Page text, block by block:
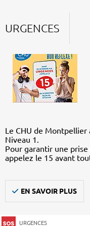
URGENCES
Le CHU de Montpellier
Niveau 1.
Pour garantir une prise
appelez le 15 avant
EN SAVOIR PLUS
URGENCES